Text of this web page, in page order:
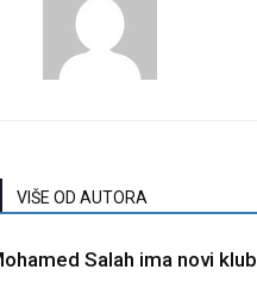
VIŠE OD AUTORA
Salah ima novi klub